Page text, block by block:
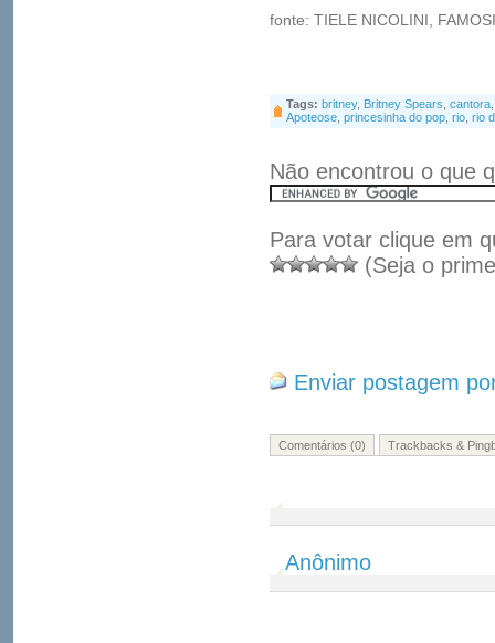
fonte: TIELE NICOLINI,
Tags: britney, Britney Spears cantora
Apoteose princesinha do pop rio rio
Não encontrou o que
Para votar clique em
(Seja o
Enviar postagem
Comentários (0) Trackbacks &
Anônimo